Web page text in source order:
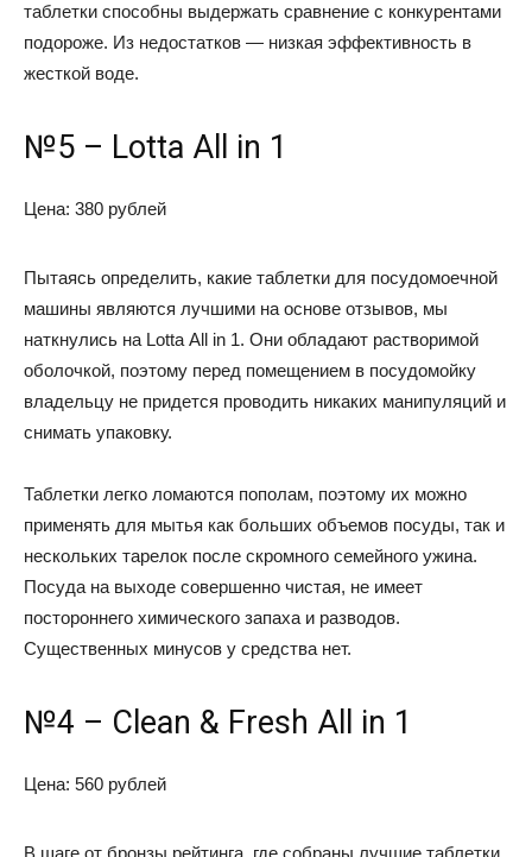
таблетки способны выдержать сравнение с конкурентами
подороже. Из недостатков — низкая эффективность в
жесткой воде.
№5 – Lotta All in 1
Цена: 380 рублей
Пытаясь определить, какие таблетки для посудомоечной
машины являются лучшими на основе отзывов, мы
наткнулись на Lotta All in 1. Они обладают растворимой
оболочкой, поэтому перед помещением в посудомойку
владельцу не придется проводить никаких манипуляций и
снимать упаковку.
Таблетки легко ломаются пополам, поэтому их можно
применять для мытья как больших объемов посуды, так и
нескольких тарелок после скромного семейного ужина.
Посуда на выходе совершенно чистая, не имеет
постороннего химического запаха и разводов.
Существенных минусов у средства нет.
№4 – Clean & Fresh All in 1
Цена: 560 рублей
В шаге от бронзы рейтинга, где собраны лучшие таблетки